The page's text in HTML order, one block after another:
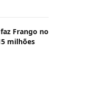
Frango no
milhões